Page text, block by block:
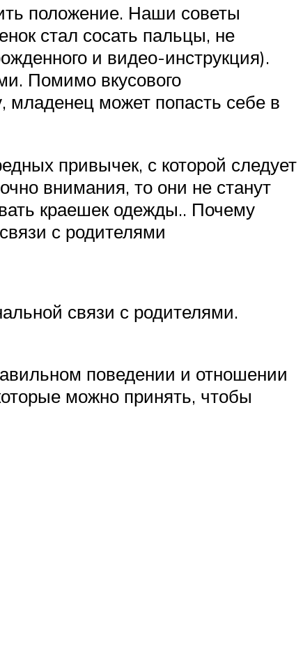
положение. Наши советы
стал сосать пальцы, не
и видео-инструкция).
Помимо вкусового
младенец может попасть себе в
привычек, с которой следует
внимания, то они не станут
краешек одежды.. Почему
с родителями
связи с родителями.
поведении и отношении
можно принять, чтобы